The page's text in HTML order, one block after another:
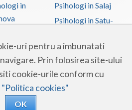
uri pentru a imbunatati
Prin folosirea site-ului
cookie-urile conform cu
"Politica cookies"
OK
in
Psihologi in Salaj
Psihologi in Satu-
in
Psihologi in
Teleorman
in Tulcea Psihologi in Valcea
in